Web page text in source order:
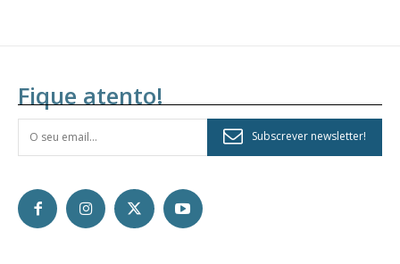
Fique atento!
Subscrever newsletter!